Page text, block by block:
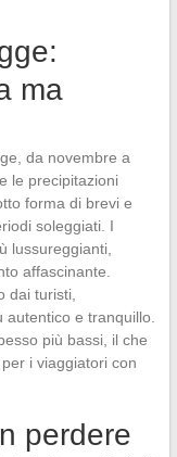
ma
da novembre a
le precipitazioni
forma di brevi e
soleggiati. I
lussureggianti,
affascinante.
dai turisti,
autentico e tranquillo.
più bassi, il che
i viaggiatori con
perdere